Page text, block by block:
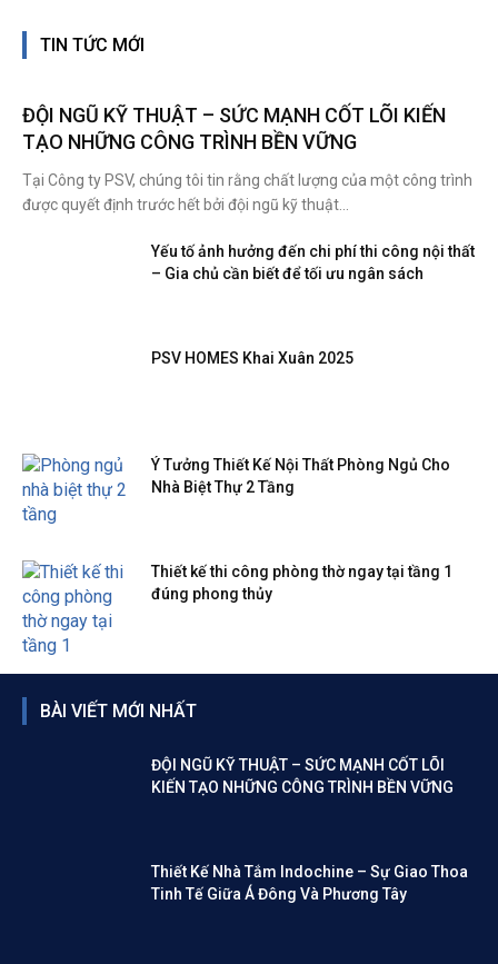
TIN TỨC MỚI
ĐỘI NGŨ KỸ THUẬT – SỨC MẠNH CỐT LÕI KIẾN
TẠO NHỮNG CÔNG TRÌNH BỀN VỮNG
Tại Công ty PSV, chúng tôi tin rằng chất lượng của một công trình
được quyết định trước hết bởi đội ngũ kỹ thuật...
Yếu tố ảnh hưởng đến chi phí thi công nội thất
– Gia chủ cần biết để tối ưu ngân sách
PSV HOMES Khai Xuân 2025
Ý Tưởng Thiết Kế Nội Thất Phòng Ngủ Cho
Nhà Biệt Thự 2 Tầng
Thiết kế thi công phòng thờ ngay tại tầng 1
đúng phong thủy
BÀI VIẾT MỚI NHẤT
ĐỘI NGŨ KỸ THUẬT – SỨC MẠNH CỐT LÕI
KIẾN TẠO NHỮNG CÔNG TRÌNH BỀN VỮNG
Thiết Kế Nhà Tắm Indochine – Sự Giao Thoa
Tinh Tế Giữa Á Đông Và Phương Tây